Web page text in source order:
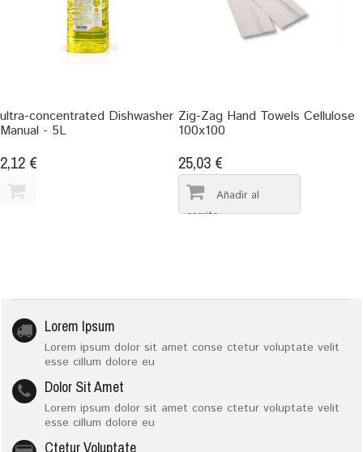
ultra-concentrated Dishwasher
Manual - 5L
2,12 €
Zig-Zag Hand Towels Cellulose
100x100
25,03 €
Lorem Ipsum
Lorem ipsum dolor sit amet conse ctetur voluptate velit
esse cillum dolore eu
Dolor Sit Amet
Lorem ipsum dolor sit amet conse ctetur voluptate velit
esse cillum dolore eu
Ctetur Voluptate